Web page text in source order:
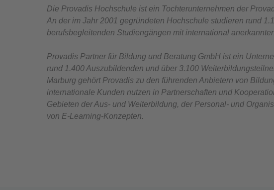
Die Provadis Hochschule ist ein Tochterunternehmen der
An der im Jahr 2001 gegründeten Hochschule studieren rund
berufsbegleitenden Studiengängen mit international
Provadis Partner für Bildung und Beratung GmbH ist ein
rund 1.400 Auszubildenden und über 3.100
Marburg gehört Provadis zu den führenden Anbietern von
internationale Kunden nutzen in Partnerschaften und
Gebieten der Aus- und Weiterbildung, der Personal- und
von E-Learning-Konzepten.